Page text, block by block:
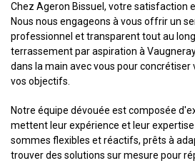
Chez Ageron Bissuel, votre satisfaction
Nous nous engageons à vous offrir un
professionnel et transparent tout au
terrassement par aspiration à
dans la main avec vous pour
vos objectifs.
Notre équipe dévouée est composée
mettent leur expérience et leur expertise
sommes flexibles et réactifs, prêts à
trouver des solutions sur mesure pour